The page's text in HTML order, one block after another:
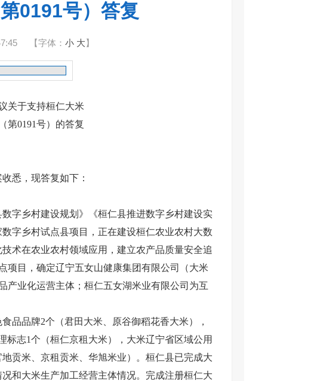
0191号）答复
【字体： 小 大】
关于支持桓仁大米
第0191号）的答复
悉，现答复如下：
乡村建设规划》《桓仁县推进数字乡村建设实
字乡村试点县项目，正在建设桓仁农业农村大数
术在农业农村领域应用，建立农产品质量安全追
项目，确定辽宁五女山健康集团有限公司（大米
产业化运营主体；桓仁五女湖米业有限公司为互
品牌2个（君田大米、原谷御稻花香大米），
志1个（桓仁京租大米），大米辽宁省区域公用
贡米、京租贡米、华旭米业）。桓仁县已完成大
和大米生产加工经营主体情况。完成注册桓仁大